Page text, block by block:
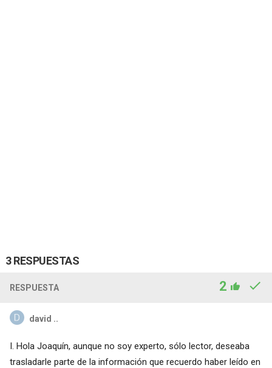
3 RESPUESTAS
RESPUESTA 2
david ..
I. Hola Joaquín, aunque no soy experto, sólo lector, deseaba
trasladarle parte de la información que recuerdo haber leído en